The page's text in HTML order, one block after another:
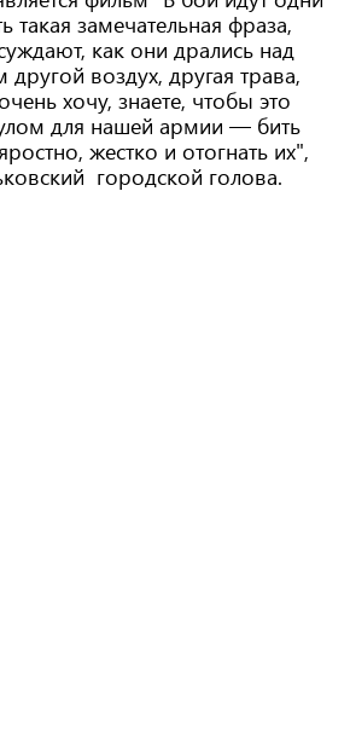
такая замечательная фраза,
как они дрались над
другой воздух, другая трава,
хочу, знаете, чтобы это
для нашей армии — бить
жестко и отогнать их",
городской голова.